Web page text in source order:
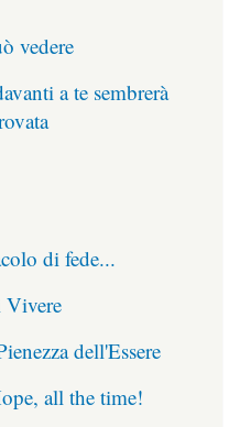
vedere
a te sembrerà
di fede...
Vivere
dell'Essere
all the time!